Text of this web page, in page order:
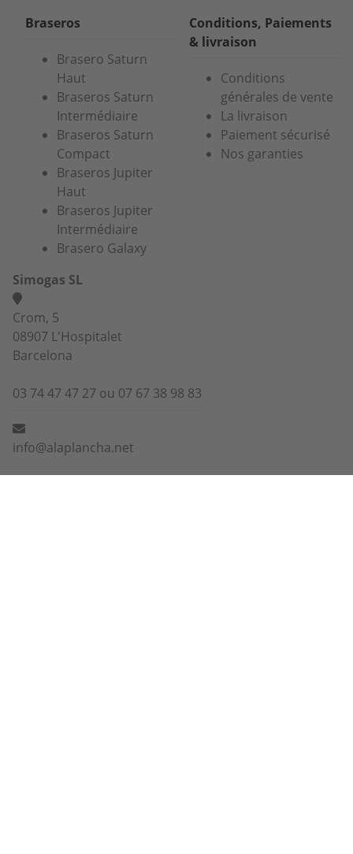
Braseros
Brasero Saturn
Haut
Braseros Saturn
Intermédiaire
Braseros Saturn
Compact
Braseros Jupiter
Haut
Braseros Jupiter
Intermédiaire
Brasero Galaxy
Conditions, Paiements
& livraison
Conditions
générales de vente
La livraison
Paiement sécurisé
Nos garanties
Simogas SL
Crom, 5
08907 L'Hospitalet
Barcelona
03 74 47 47 27 ou 07 67 38 98 83
info@alaplancha.net